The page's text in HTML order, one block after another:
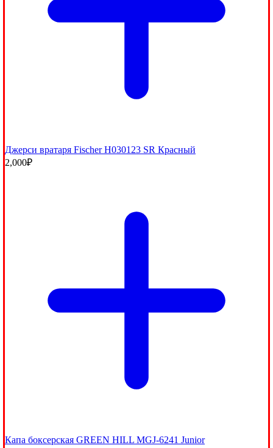
Джерси вратаря Fischer H030123 SR Красный
2,000₽
Капа боксерская GREEN HILL MGJ-6241 Junior